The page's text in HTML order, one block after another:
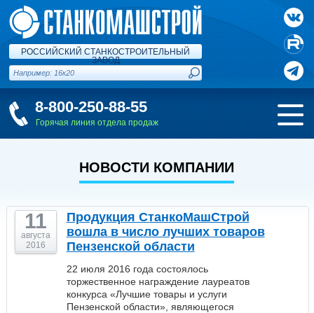
РОССИЙСКИЙ СТАНКОСТРОИТЕЛЬНЫЙ
ЗАВОД
8-800-250-88-55
Горячая линия отдела продаж
НОВОСТИ КОМПАНИИ
11
августа
2016
Продукция СтанкоМашСтрой
вошла в число лучших товаров
Пензенской области
22 июля 2016 года состоялось
торжественное награждение лауреатов
конкурса «Лучшие товары и услуги
Пензенской области», являющегося